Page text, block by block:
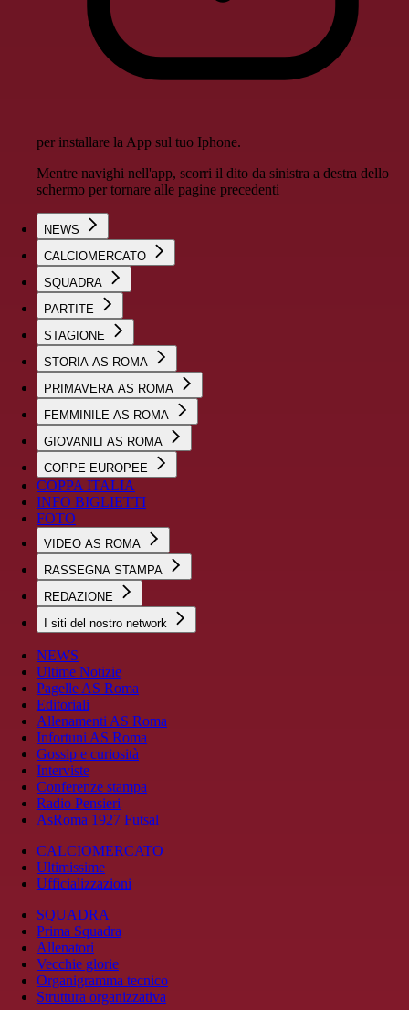
per installare la App sul tuo Iphone.
Mentre navighi nell'app, scorri il dito da sinistra a destra dello
schermo per tornare alle pagine precedenti
NEWS
CALCIOMERCATO
SQUADRA
PARTITE
STAGIONE
STORIA AS ROMA
PRIMAVERA AS ROMA
FEMMINILE AS ROMA
GIOVANILI AS ROMA
COPPE EUROPEE
COPPA ITALIA
INFO BIGLIETTI
FOTO
VIDEO AS ROMA
RASSEGNA STAMPA
REDAZIONE
I siti del nostro network
NEWS
Ultime Notizie
Pagelle AS Roma
Editoriali
Allenamenti AS Roma
Infortuni AS Roma
Gossip e curiosità
Interviste
Conferenze stampa
Radio Pensieri
AsRoma 1927 Futsal
CALCIOMERCATO
Ultimissime
Ufficializzazioni
SQUADRA
Prima Squadra
Allenatori
Vecchie glorie
Organigramma tecnico
Struttura organizzativa